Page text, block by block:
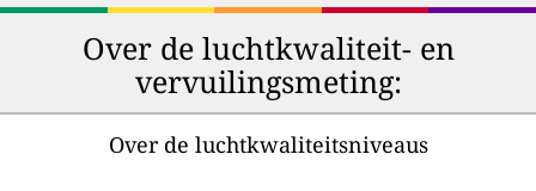
Over de luchtkwaliteit- en
vervuilingsmeting:
Over de luchtkwaliteitsniveaus